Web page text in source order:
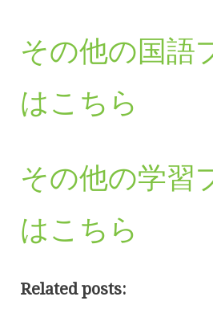
その他の国語
はこちら
その他の学習
はこちら
Related posts: